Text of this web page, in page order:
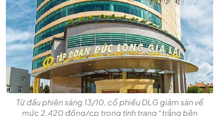
Từ đầu phiên sáng 13/10, cổ phiếu DLG giảm sàn về
mức 2.420 đồng/cp trong tình trạng “trắng bên